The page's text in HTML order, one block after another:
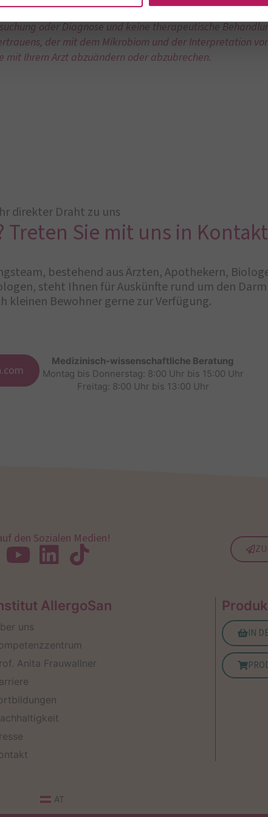
zur Förderung und Erhaltung Ihrer Gesundheit
oder Diagnose und keine therapeutische
der mit dem Mikrobiom und der Interpretation
Ihrem Arzt abzuändern oder abzubrechen.
direkter Draht zu uns
Treten Sie mit uns in
bestehend aus Ärzten, Apothekern,
steht Ihnen für Auskünfte rund um den
kleinen Bewohner gerne zur Verfügung.
Medizinisch-wissenschaftliche Beratung
Montag bis Donnerstag: 8:00 Uhr bis 15:00 Uhr
Freitag: 8:00 Uhr bis 13:00 Uhr
den Sozialen Medien!
AllergoSan
uns
Anita Frauwallner
IN
AT